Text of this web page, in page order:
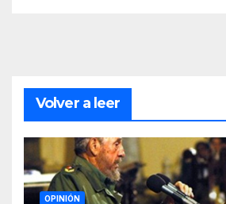
Volver a leer
OPINIÓN